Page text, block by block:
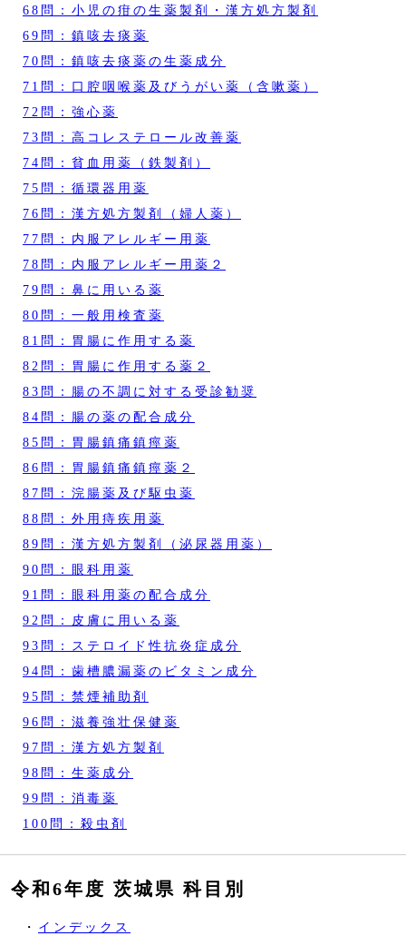
68問：小児の疳の生薬製剤・漢方処方製剤
69問：鎮咳去痰薬
70問：鎮咳去痰薬の生薬成分
71問：口腔咽喉薬及びうがい薬（含嗽薬）
72問：強心薬
73問：高コレステロール改善薬
74問：貧血用薬（鉄製剤）
75問：循環器用薬
76問：漢方処方製剤（婦人薬）
77問：内服アレルギー用薬
78問：内服アレルギー用薬２
79問：鼻に用いる薬
80問：一般用検査薬
81問：胃腸に作用する薬
82問：胃腸に作用する薬２
83問：腸の不調に対する受診勧奨
84問：腸の薬の配合成分
85問：胃腸鎮痛鎮痙薬
86問：胃腸鎮痛鎮痙薬２
87問：浣腸薬及び駆虫薬
88問：外用痔疾用薬
89問：漢方処方製剤（泌尿器用薬）
90問：眼科用薬
91問：眼科用薬の配合成分
92問：皮膚に用いる薬
93問：ステロイド性抗炎症成分
94問：歯槽膿漏薬のビタミン成分
95問：禁煙補助剤
96問：滋養強壮保健薬
97問：漢方処方製剤
98問：生薬成分
99問：消毒薬
100問：殺虫剤
令和6年度 茨城県 科目別
・ インデックス